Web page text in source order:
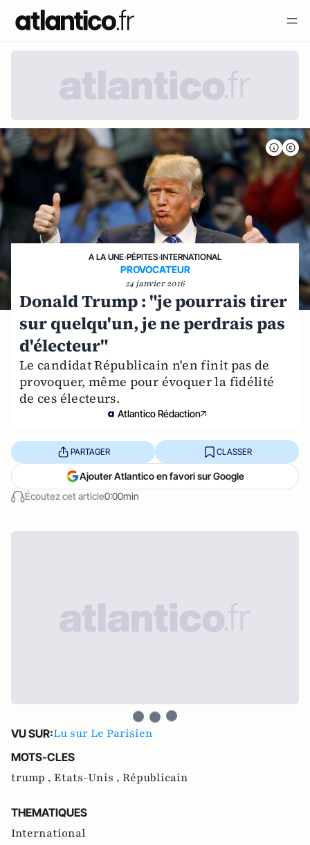
A LA UNE›PÉPITES›INTERNATIONAL
PROVOCATEUR
24 janvier 2016
Donald Trump : "je pourrais tirer
sur quelqu'un, je ne perdrais pas
d'électeur"
Le candidat Républicain n'en finit pas de
provoquer, même pour évoquer la fidélité
de ces électeurs.
Atlantico Rédaction
Écoutez cet article0:00min
PARTAGER CLASSER
Ajouter Atlantico en favori sur Google
VU SUR:Lu sur Le Parisien
MOTS-CLES
trump , Etats-Unis , Républicain
THEMATIQUES
International